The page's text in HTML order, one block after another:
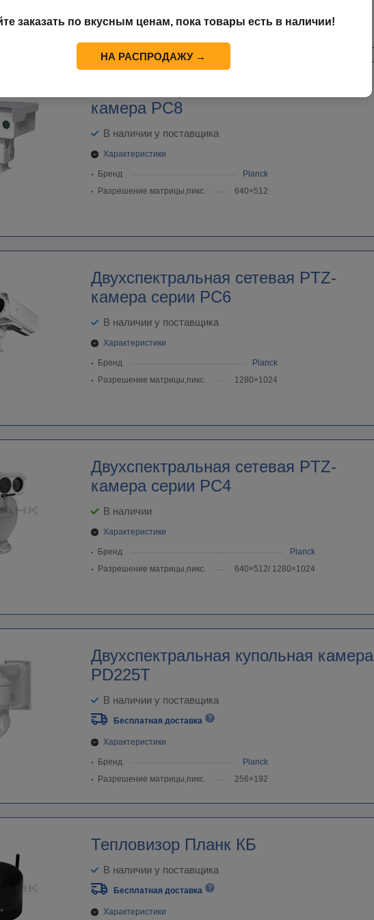
Разрешение матрицы,пикс.
384×288
камера PC8
В наличии у поставщика
Характеристики
Бренд
Planck
Разрешение матрицы,пикс.
640×512
Двухспектральная cетевая PTZ-
камера серии PC6
В наличии у поставщика
Характеристики
Бренд
Planck
Разрешение матрицы,пикс.
1280×1024
Двухспектральная cетевая PTZ-
камера серии PC4
В наличии
Характеристики
Бренд
Planck
Разрешение матрицы,пикс.
640×512/ 1280×1024
Двухспектральная купольная камера
PD225T
В наличии у поставщика
Бесплатная доставка
Характеристики
Бренд
Planck
Разрешение матрицы,пикс.
256×192
Тепловизор Планк КБ
В наличии у поставщика
Бесплатная доставка
Характеристики
заказать по вкусным ценам, пока товары есть в наличии!
НА РАСПРОДАЖУ →